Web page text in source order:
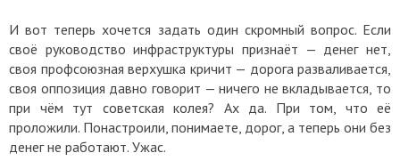
И вот теперь хочется задать один скромный вопрос. Если
своё руководство инфраструктуры признаёт — денег нет,
своя профсоюзная верхушка кричит — дорога разваливается,
своя оппозиция давно говорит — ничего не вкладывается, то
при чём тут советская колея? Ах да. При том, что её
проложили. Понастроили, понимаете, дорог, а теперь они без
денег не работают. Ужас.